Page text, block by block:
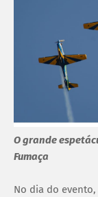
O grande
Fumaça
No dia do